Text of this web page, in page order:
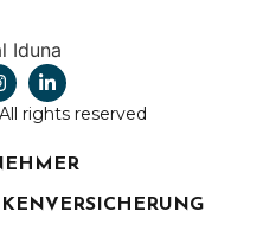
rights reserved